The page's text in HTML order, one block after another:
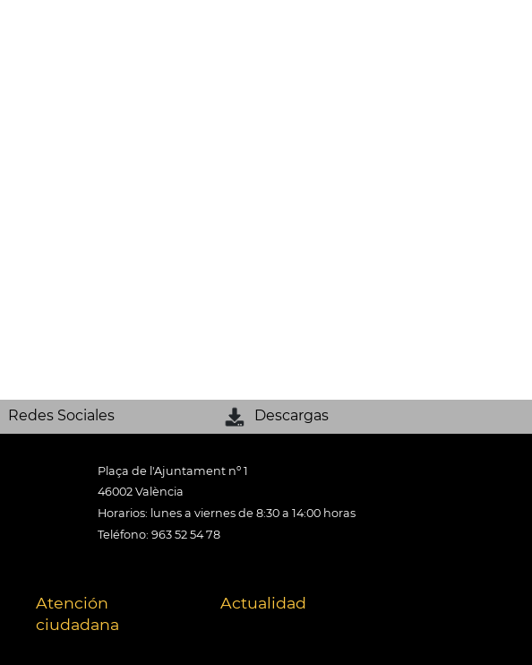
Redes Sociales Descargas
Plaça de l'Ajuntament nº 1
46002 València
Horarios: lunes a viernes de 8:30 a 14:00 horas
Teléfono: 963 52 54 78
Atención
ciudadana
Actualidad